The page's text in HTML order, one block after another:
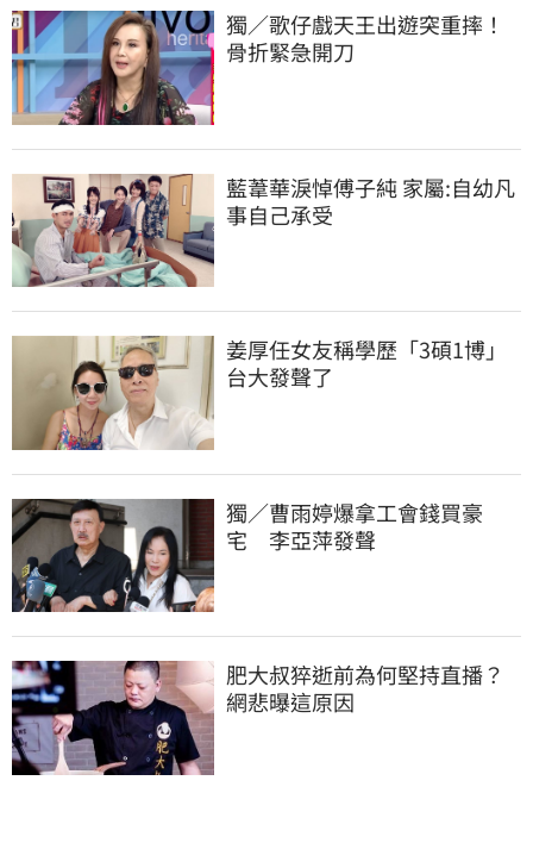
獨／歌仔戲天王出遊突重摔！
骨折緊急開刀
藍葦華淚悼傅子純 家屬:自幼凡
事自己承受
姜厚任女友稱學歷「3碩1博」
台大發聲了
獨／曹雨婷爆拿工會錢買豪
宅　李亞萍發聲
肥大叔猝逝前為何堅持直播？
網悲曝這原因